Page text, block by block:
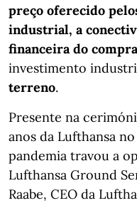
preço oferecido
industrial, a
financeira do
investimento
terreno.
Presente na
anos da Lufthansa
pandemia travou a
Lufthansa Ground
Raabe, CEO da